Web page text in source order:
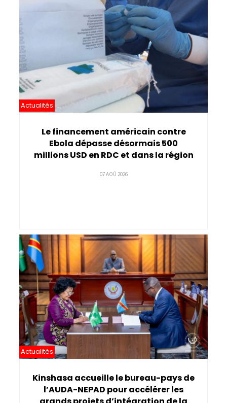
Actualités
Le financement américain contre
Ebola dépasse désormais 500
millions USD en RDC et dans la région
07 AOÛ 2026
Actualités
Kinshasa accueille le bureau-pays de
l’AUDA-NEPAD pour accélérer les